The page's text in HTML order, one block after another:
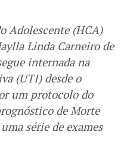
Adolescente (HCA)
Linda Carneiro de
internada na
(UTI) desde o
um protocolo do
de Morte
série de exames